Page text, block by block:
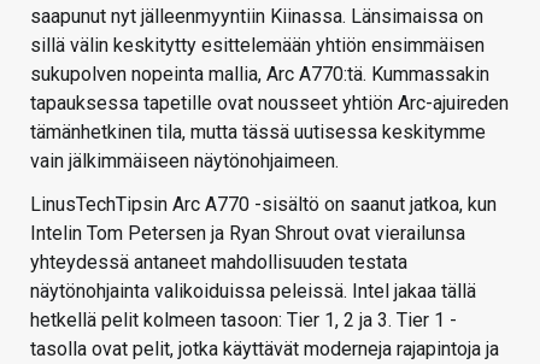
saapunut nyt jälleenmyyntiin Kiinassa. Länsimaissa on
sillä välin keskitytty esittelemään yhtiön ensimmäisen
sukupolven nopeinta mallia, Arc A770:tä. Kummassakin
tapauksessa tapetille ovat nousseet yhtiön Arc-ajuireden
tämänhetkinen tila, mutta tässä uutisessa keskitymme
vain jälkimmäiseen näytönohjaimeen.
LinusTechTipsin Arc A770 -sisältö on saanut jatkoa, kun
Intelin Tom Petersen ja Ryan Shrout ovat vierailunsa
yhteydessä antaneet mahdollisuuden testata
näytönohjainta valikoiduissa peleissä. Intel jakaa tällä
hetkellä pelit kolmeen tasoon: Tier 1, 2 ja 3. Tier 1 -
tasolla ovat pelit, jotka käyttävät moderneja rajapintoja ja